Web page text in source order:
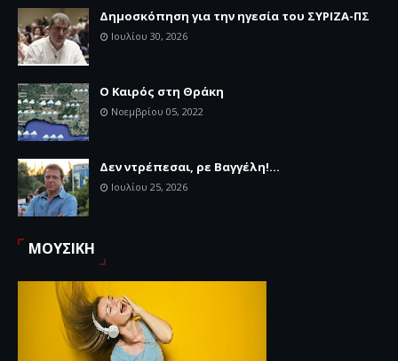
Δημοσκόπηση για την ηγεσία του ΣΥΡΙΖΑ-ΠΣ
Ιουλίου 30, 2026
Ο Καιρός στη Θράκη
Νοεμβρίου 05, 2022
Δεν ντρέπεσαι, ρε Βαγγέλη!...
Ιουλίου 25, 2026
ΜΟΥΣΙΚΗ